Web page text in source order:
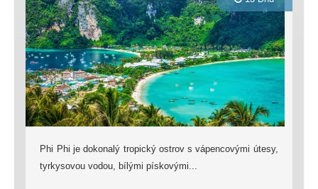
Phi Phi je dokonalý tropický ostrov s vápencovými útesy,
tyrkysovou vodou, bílými pískovými...